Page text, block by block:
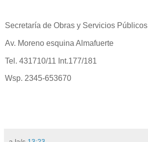
Secretaría de Obras y Servicios Públicos
Av. Moreno esquina Almafuerte
Tel. 431710/11 Int.177/181
Wsp. 2345-653670